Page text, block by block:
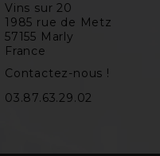
Vins sur 20
1985 rue de Metz
57155 Marly
France
Contactez-nous !
03.87.63.29.02